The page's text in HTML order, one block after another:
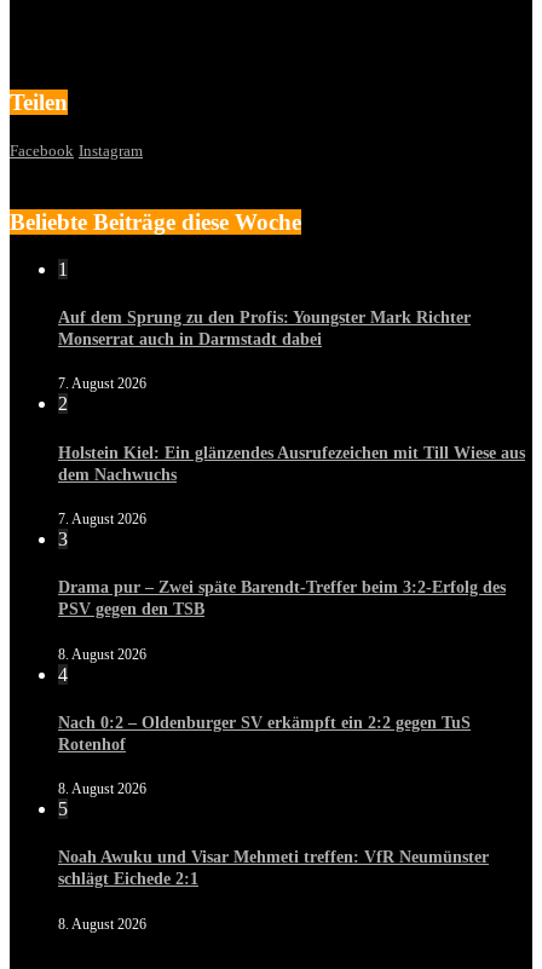
Teilen
Facebook Instagram
Beliebte Beiträge diese Woche
1
Auf dem Sprung zu den Profis: Youngster Mark Richter
Monserrat auch in Darmstadt dabei
7. August 2026
2
Holstein Kiel: Ein glänzendes Ausrufezeichen mit Till Wiese aus
dem Nachwuchs
7. August 2026
3
Drama pur – Zwei späte Barendt-Treffer beim 3:2-Erfolg des
PSV gegen den TSB
8. August 2026
4
Nach 0:2 – Oldenburger SV erkämpft ein 2:2 gegen TuS
Rotenhof
8. August 2026
5
Noah Awuku und Visar Mehmeti treffen: VfR Neumünster
schlägt Eichede 2:1
8. August 2026